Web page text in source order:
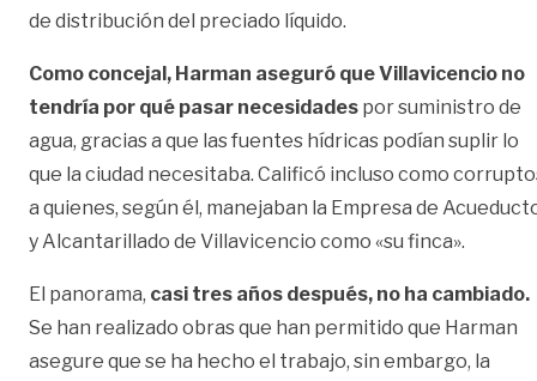
de distribución del preciado líquido.
Como concejal, Harman aseguró que Villavicencio no
tendría por qué pasar necesidades por suministro de
agua, gracias a que las fuentes hídricas podían suplir lo
que la ciudad necesitaba. Calificó incluso como
a quienes, según él, manejaban la Empresa de
y Alcantarillado de Villavicencio como «su finca».
El panorama, casi tres años después, no ha cambiado.
Se han realizado obras que han permitido que Harman
asegure que se ha hecho el trabajo, sin embargo, la